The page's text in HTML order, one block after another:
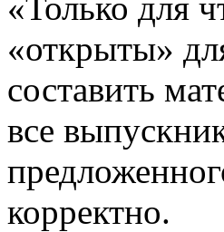
«открыты»
составить
все
корректно.